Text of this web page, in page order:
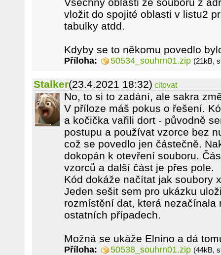
vložit do spojité oblasti v listu2
tabulky atdd.
Kdyby se to někomu povedlo
Příloha: 50534_souhrn01.zip (21kB,
Stalker(23.4.2021 18:32) citovat
No, to si to zadání, ale sakra
V příloze máš pokus o řešení.
a kočička vařili dort - původně
postupu a používat vzorce bez
což se povedlo jen částečně.
dokopán k otevření souboru.
vzorců a další část je přes pole.
Kód dokáže načítat jak soubory
Jeden sešit sem pro ukázku
rozmístění dat, která nezačínala
ostatních případech.
Možná se ukáže Elnino a dá
Příloha: 50538_souhrn01.zip (44kB,